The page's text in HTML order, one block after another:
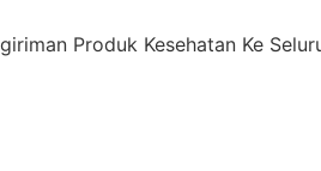
Produk Kesehatan Ke